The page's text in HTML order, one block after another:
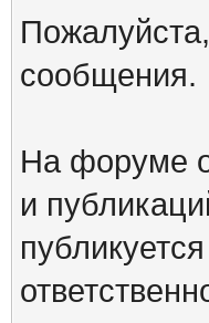
сообщения.
На форуме
и